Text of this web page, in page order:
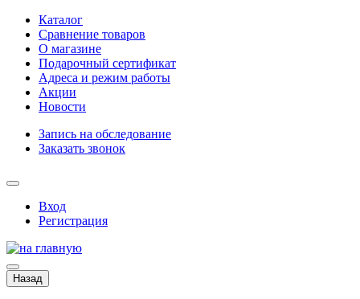
Каталог
Сравнение товаров
О магазине
Подарочный сертификат
Адреса и режим работы
Акции
Новости
Запись на обследование
Заказать звонок
Вход
Регистрация
Назад